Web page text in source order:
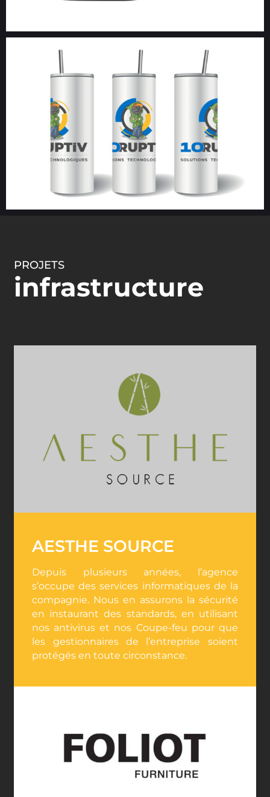
PROJETS
infrastructure
AESTHE SOURCE
Depuis plusieurs années, l’agence
s’occupe des services informatiques de la
compagnie. Nous en assurons la sécurité
en instaurant des standards, en utilisant
nos antivirus et nos Coupe-feu pour que
les gestionnaires de l’entreprise soient
protégés en toute circonstance.